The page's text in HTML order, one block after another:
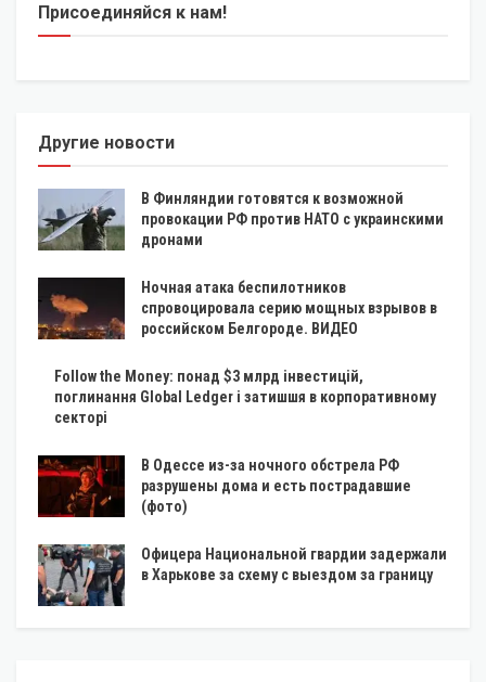
Присоединяйся к нам!
Другие новости
В Финляндии готовятся к возможной
провокации РФ против НАТО с украинскими
дронами
Ночная атака беспилотников
спровоцировала серию мощных взрывов в
российском Белгороде. ВИДЕО
Follow the Money: понад $3 млрд інвестицій,
поглинання Global Ledger і затишшя в корпоративному
секторі
В Одессе из-за ночного обстрела РФ
разрушены дома и есть пострадавшие
(фото)
Офицера Национальной гвардии задержали
в Харькове за схему с выездом за границу